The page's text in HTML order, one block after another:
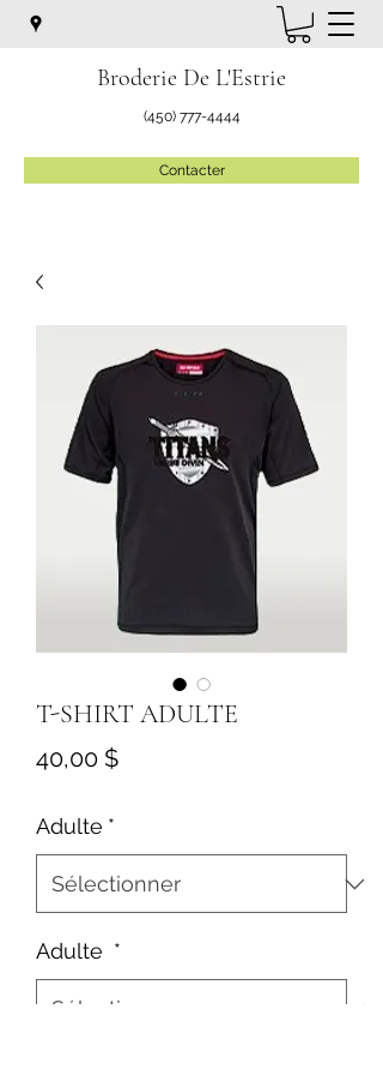
Broderie De L'Estrie
(450) 777-4444
Contacter
T-SHIRT ADULTE
40,00 $Prix
Adulte *
Adulte *